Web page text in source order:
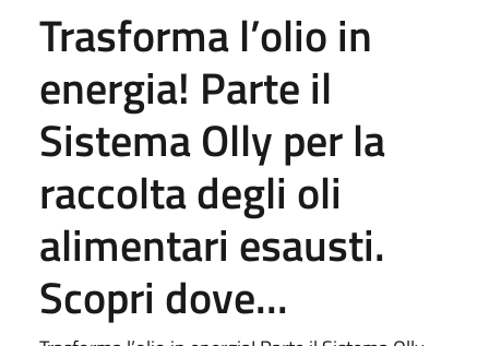
Trasforma l’olio in
energia! Parte il
Sistema Olly per la
raccolta degli oli
alimentari esausti.
Scopri dove...